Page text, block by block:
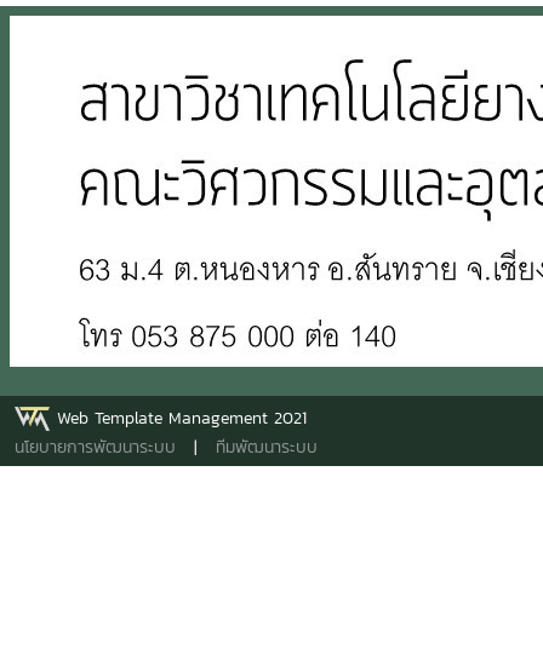
Web Template Management 2021
นโยบายการพัฒนาระบบ | ทีมพัฒนาระบบ